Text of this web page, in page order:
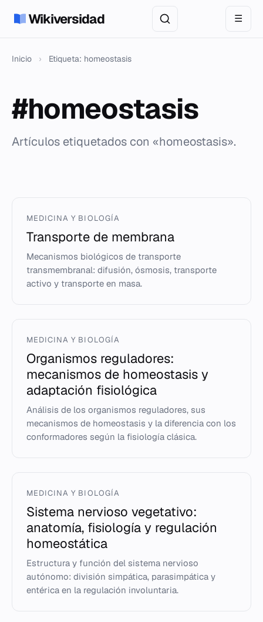
Wikiversidad ☰
Inicio › Etiqueta: homeostasis
#homeostasis
Artículos etiquetados con «homeostasis».
MEDICINA Y BIOLOGÍA
Transporte de membrana
Mecanismos biológicos de transporte
transmembranal: difusión, ósmosis, transporte
activo y transporte en masa.
MEDICINA Y BIOLOGÍA
Organismos reguladores:
mecanismos de homeostasis y
adaptación fisiológica
Análisis de los organismos reguladores, sus
mecanismos de homeostasis y la diferencia con los
conformadores según la fisiología clásica.
MEDICINA Y BIOLOGÍA
Sistema nervioso vegetativo:
anatomía, fisiología y regulación
homeostática
Estructura y función del sistema nervioso
autónomo: división simpática, parasimpática y
entérica en la regulación involuntaria.